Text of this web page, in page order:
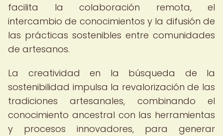
facilita la colaboración remota, el
intercambio de conocimientos y la difusión de
las prácticas sostenibles entre comunidades
de artesanos.
La creatividad en la búsqueda de la
sostenibilidad impulsa la revalorización de las
tradiciones artesanales, combinando el
conocimiento ancestral con las herramientas
y procesos innovadores, para generar